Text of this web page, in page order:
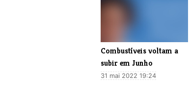
Combustíveis voltam a
subir em Junho
31 mai 2022 19:24